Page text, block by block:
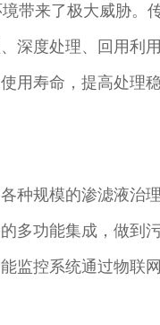
带来了极大威胁。
深度处理、回用利
用寿命，提高处理
种规模的渗滤液治
多功能集成，做到
监控系统通过物联